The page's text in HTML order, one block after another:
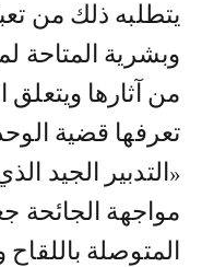
يتطلبه ذلك من
وبشرية المتاحة
من آثارها ويتعلق
تعرفها قضية
«التدبير الجيد
مواجهة الجائحة
المتوصلة